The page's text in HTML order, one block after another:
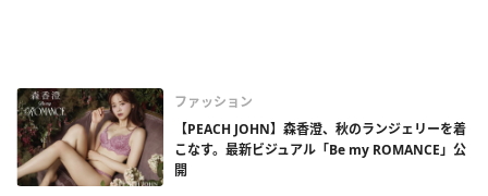
ファッション
【PEACH JOHN】森香澄、秋のランジェリーを着
こなす。最新ビジュアル「Be my ROMANCE」公
開